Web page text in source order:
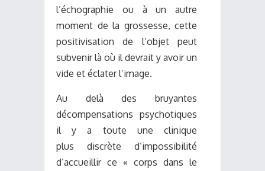
l’échographie ou à un autre
moment de la grossesse, cette
positivisation de l’objet peut
subvenir là où il devrait y avoir un
vide et éclater l’image.
Au delà des bruyantes
décompensations psychotiques
il y a toute une clinique
plus discrète d’impossibilité
d’accueillir ce « corps dans le